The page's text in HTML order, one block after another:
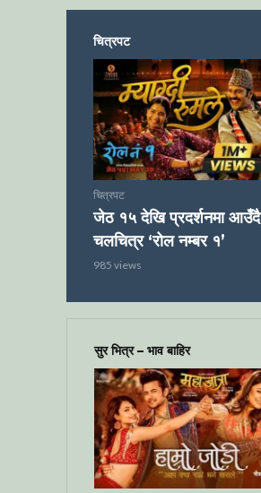
चित्रपट
चित्रपट
जेठ १५ देखि प्रदर्शनमा आउँदै
चलचित्र ‘रोल नम्बर १’
985 views
सुर भित्र – भाव बाहिर